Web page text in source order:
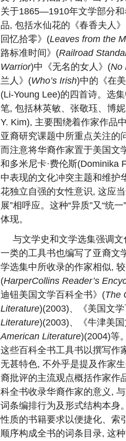
关于1865—1910年文学部分
品, 包括水仙花的《春香夫人
回忆拾零》(Leaves from the
路标准时间》(Railroad
Warrior)中《无名的女人》(No
兰人》(Who’s Irish)中的《在
(Li-Young Lee)的四首诗。选
笔, 包括林英敏、张敬珏、博
Y. Kim), 主要围绕着作家作品
亚裔研究课题中所重点关注的
而注意将华裔作家置于美国文
和多米尼卡·费伦斯(Dominika
中表现的文化冲突主题和维护
花独立自强的女性意识, 这应
展”相呼应。这种“异质”又“统
体现。
与文学史和文学选集强调
一类的工具书也编写了亚裔文
学选集中所收录的作家相似,
(HarperCollins Reader’s
迪钮美国文学百科全书》(The
Literature)(2003)、《美国文
Literature)(2003)、《牛津美
American Literature)(2004)等
这些百科全书工具书以撰写作
无甚特色, 不外乎是提及作家
裔批评的主流观点概括作家作
科全书收录华裔作家的意义,
词条编排行为及形式结构本身
性质的书籍要求以便捷化、索
顺序构成全书的词条目录, 这